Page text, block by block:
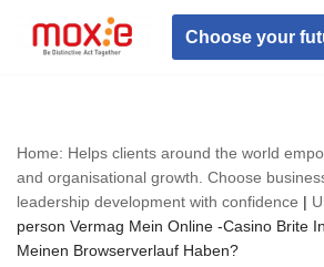
Skip
Choose your
Home: Helps clients around the world
and organisational growth. Choose
leadership development with confidence |
person Vermag Mein Online -Casino Brite
Meinen Browserverlauf Haben?